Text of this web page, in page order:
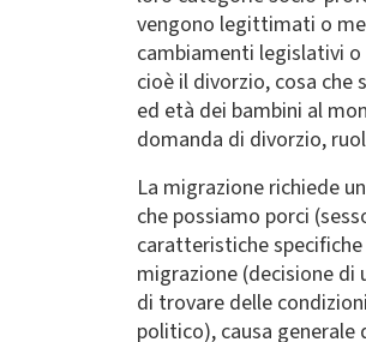
vengono legittimati o
cambiamenti legislativi
cioè il divorzio, cosa
ed età dei bambini al
domanda di divorzio,
La migrazione richiede
che possiamo porci
caratteristiche
migrazione (decisione di
di trovare delle
politico), causa